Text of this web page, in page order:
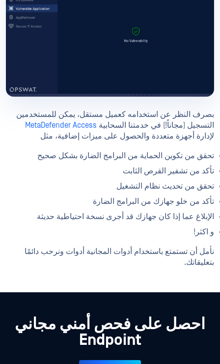
بصرف النظر عن استخدامه كعميل مستقل، يمكن للمستخدمين
التسجيل (مجاناً!) في خدمتنا السحابية MetaDefender Access
لإدارة أجهزة متعددة والحصول على ميزات إضافية، مثل
تحقق من تكوين الحماية من البرامج الضارة بشكل صحيح
تأكد من تشفير القرص الثابت
تحقق من تحديث نظام التشغيل
تأكد من خلو جهازك من البرامج الضارة
الإبلاغ عما إذا كان جهازك قد أجرى نسخة احتياطية حديثة
و اكثر!
نأمل أن تستمتع باستخدام أدوات المجانية أدوات ونرحب دائمًا
بتعليقاتك.
احصل على فحص أمني مجاني
Endpoint